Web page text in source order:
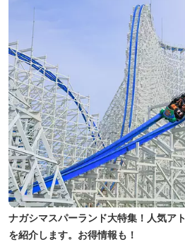
ナガシマスパーランド大特集！人気ア
を紹介します。お得情報も！